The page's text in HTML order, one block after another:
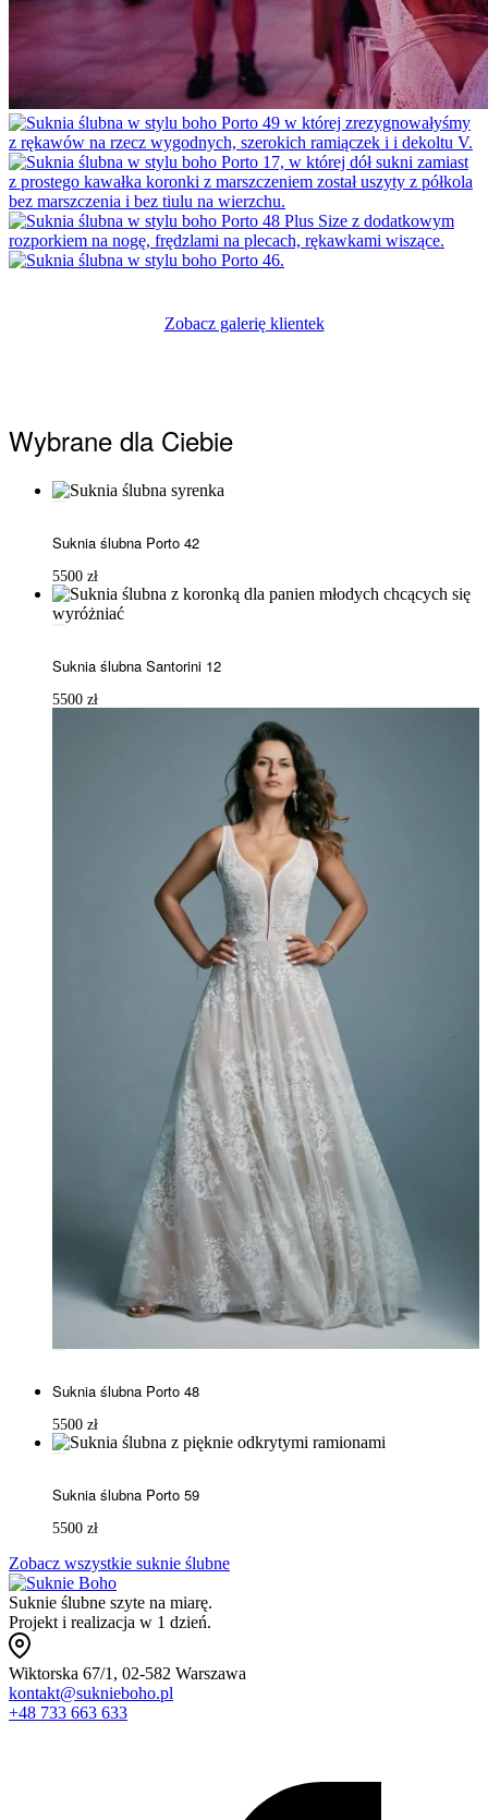
Zobacz galerię klientek
Wybrane dla Ciebie
Suknia ślubna Porto 42
5500 zł
Suknia ślubna Santorini 12
5500 zł
Suknia ślubna Porto 48
5500 zł
Suknia ślubna Porto 59
5500 zł
Zobacz wszystkie suknie ślubne
Suknie ślubne szyte na miarę.
Projekt i realizacja w 1 dzień.
Wiktorska 67/1, 02-582 Warszawa
kontakt@suknieboho.pl
+48 733 663 633